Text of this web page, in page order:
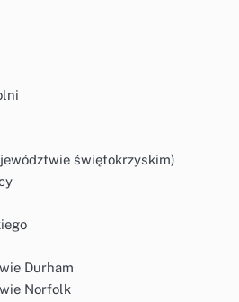
świętokrzyskim)
Durham
Norfolk